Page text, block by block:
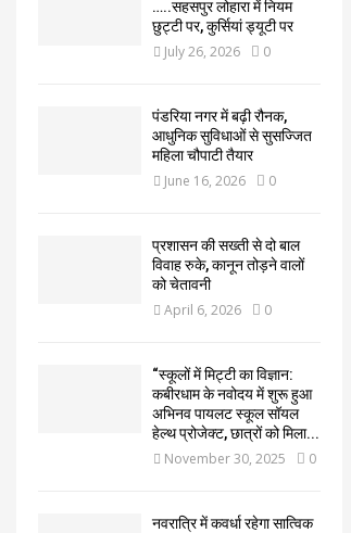
…..सहसपुर लोहारा में नियम
छुट्टी पर, कुर्सियां ड्यूटी पर
July 26, 2026 0
पंडरिया नगर में बढ़ी रौनक,
आधुनिक सुविधाओं से सुसज्जित
महिला चौपाटी तैयार
June 16, 2026 0
प्रशासन की सख्ती से दो बाल
विवाह रुके, कानून तोड़ने वालों
को चेतावनी
April 6, 2026 0
“स्कूलों में मिट्टी का विज्ञान:
कबीरधाम के नवोदय में शुरू हुआ
अभिनव पायलट स्कूल सॉयल
हेल्थ प्रोजेक्ट, छात्रों को मिला...
November 30, 2025 0
नवरात्रि में कवर्धा रहेगा सात्विक